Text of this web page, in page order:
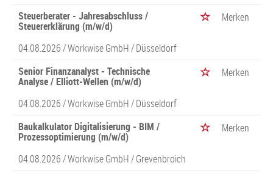
Steuerberater - Jahresabschluss /
Steuererklärung (m/w/d)
Merken
04.08.2026 /Workwise GmbH/ Düsseldorf
Senior Finanzanalyst - Technische
Analyse / Elliott-Wellen (m/w/d)
Merken
04.08.2026 /Workwise GmbH/ Düsseldorf
Baukalkulator Digitalisierung - BIM /
Prozessoptimierung (m/w/d)
Merken
04.08.2026 /Workwise GmbH/ Grevenbroich